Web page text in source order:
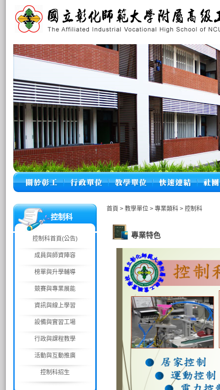
控制科
控制科首頁(公告)
成員與師資陣容
榜單與升學輔導
競賽與專業展能
資訊與線上學習
設備與實習工場
行政與課程教學
活動與互動推廣
控制科招生
首頁 > 教學單位 > 專業類科 > 控制科
專業特色